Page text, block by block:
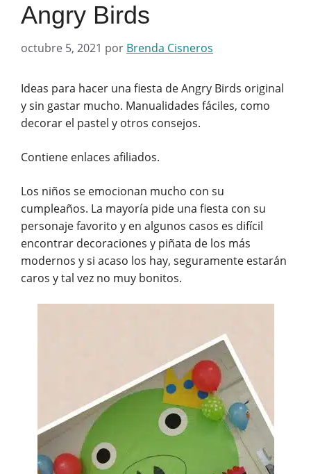
Angry Birds
octubre 5, 2021 por Brenda Cisneros
Ideas para hacer una fiesta de Angry Birds original
y sin gastar mucho. Manualidades fáciles, como
decorar el pastel y otros consejos.
Contiene enlaces afiliados.
Los niños se emocionan mucho con su
cumpleaños. La mayoría pide una fiesta con su
personaje favorito y en algunos casos es difícil
encontrar decoraciones y piñata de los más
modernos y si acaso los hay, seguramente estarán
caros y tal vez no muy bonitos.